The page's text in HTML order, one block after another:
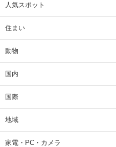
人気スポット
住まい
動物
国内
国際
地域
家電・PC・カメラ